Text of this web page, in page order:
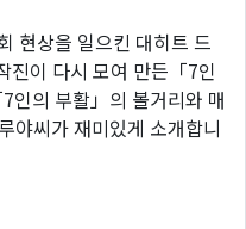
현상을 일으킨 대히트 드
진이 다시 모여 만든「7인
인의 부활」의 볼거리와 매
야씨가 재미있게 소개합니